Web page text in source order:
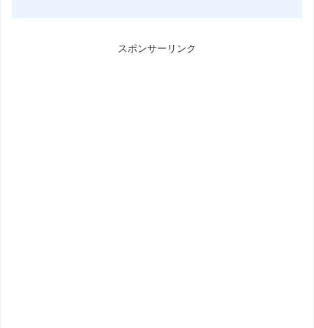
スポンサーリンク